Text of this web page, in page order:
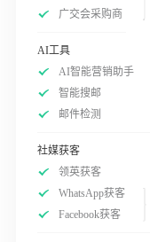
广交会采购商
AI工具
AI智能营销助手
智能搜邮
邮件检测
社媒获客
领英获客
WhatsApp获客
Facebook获客